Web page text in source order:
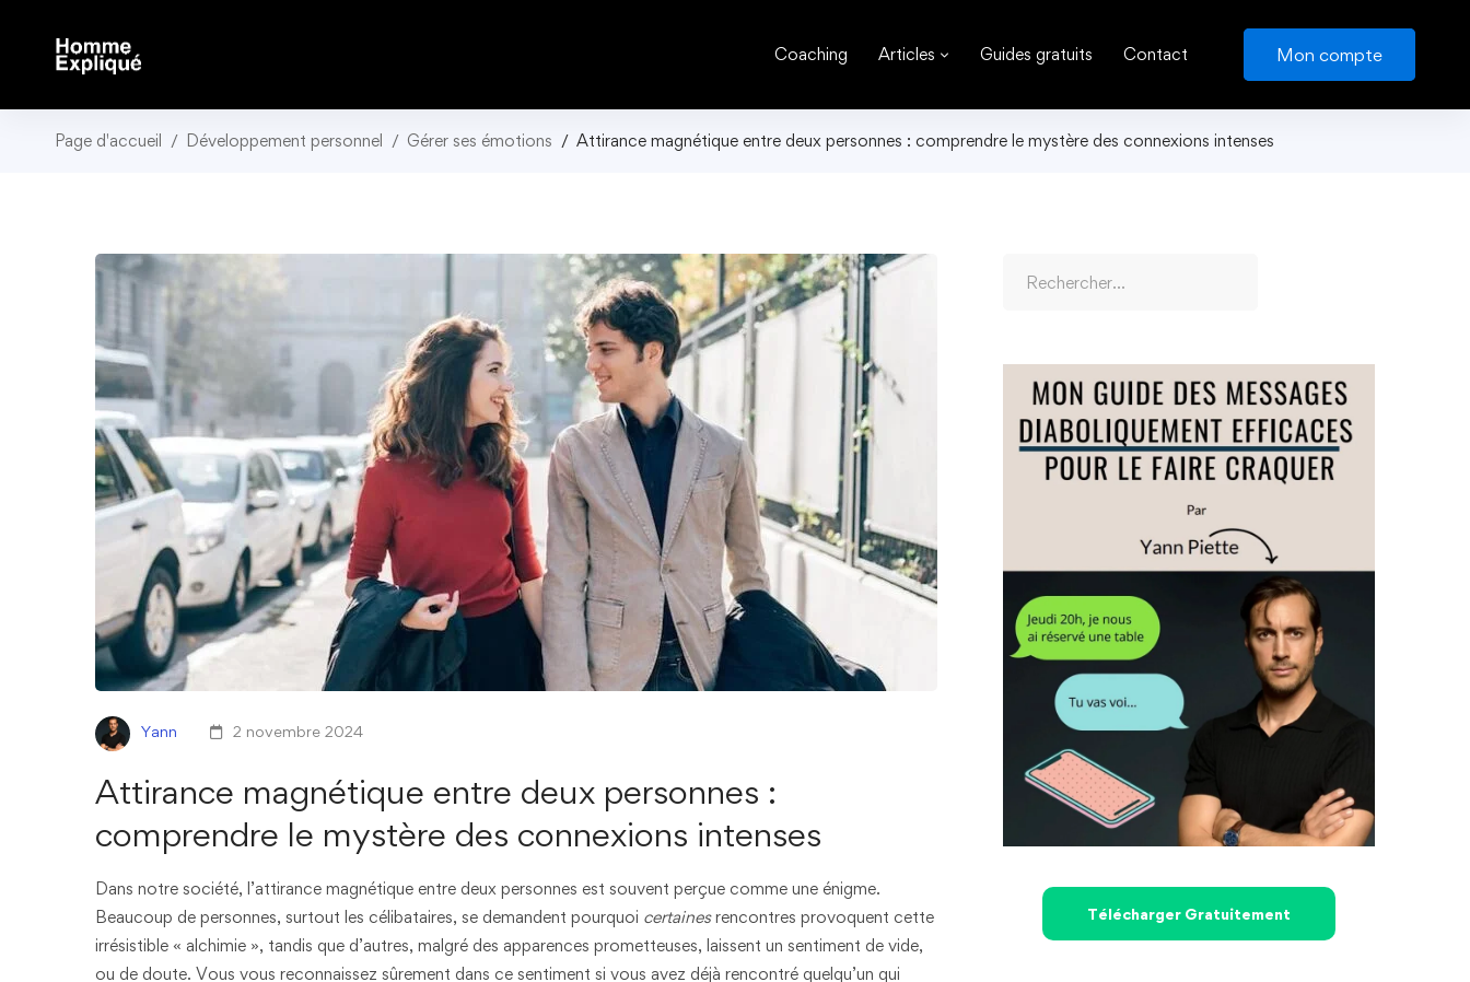
Coaching Articles Guides gratuits Contact Mon compte
Page d'accueil Développement personnel Gérer ses émotions Attirance magnétique entre deux personnes : comprendre le mystère des connexions intenses
Yann 2 novembre 2024
Attirance magnétique entre deux personnes :
comprendre le mystère des connexions intenses
Dans notre société, l’attirance magnétique entre deux personnes est souvent perçue comme une énigme.
Beaucoup de personnes, surtout les célibataires, se demandent pourquoi certainesrencontres provoquent cette
irrésistible « alchimie », tandis que d’autres, malgré des apparences prometteuses, laissent un sentiment de vide,
ou de doute. Vous vous reconnaissez sûrement dans ce sentiment si vous avez déjà rencontré quelqu’un qui
Télécharger Gratuitement